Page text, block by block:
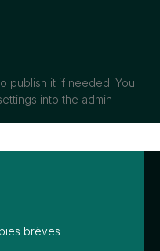
publish it if needed. You
into the admin
brèves